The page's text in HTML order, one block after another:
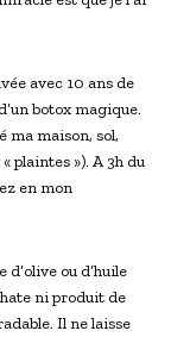
avec 10 ans de
botox magique.
ma maison, sol,
plaintes »). A 3h du
en mon
ou d’huile
ni produit de
Il ne laisse